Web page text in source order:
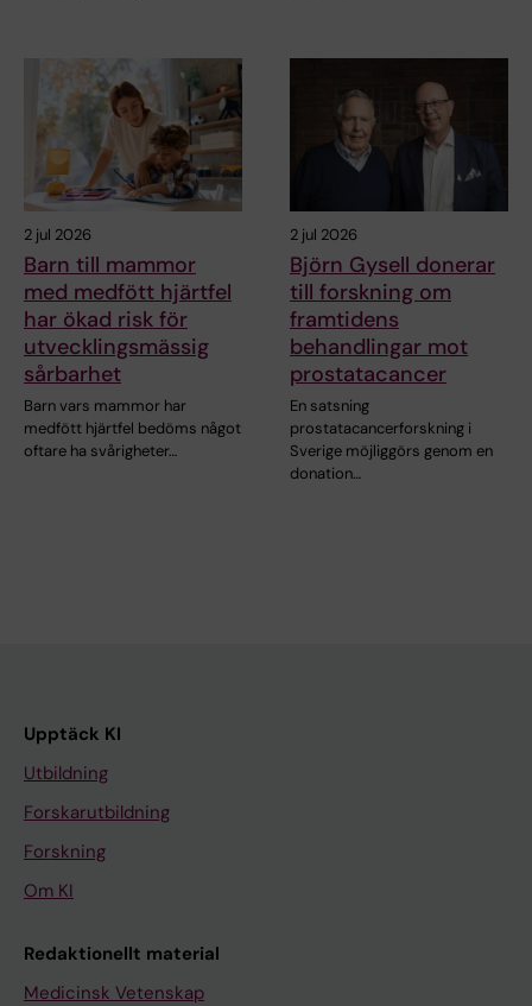
2 jul 2026
Barn till mammor
med medfött hjärtfel
har ökad risk för
utvecklingsmässig
sårbarhet
Barn vars mammor har
medfött hjärtfel bedöms något
oftare ha svårigheter…
2 jul 2026
Björn Gysell donerar
till forskning om
framtidens
behandlingar mot
prostatacancer
En satsning
prostatacancerforskning i
Sverige möjliggörs genom en
donation…
Upptäck KI
Utbildning
Forskarutbildning
Forskning
Om KI
Redaktionellt material
Medicinsk Vetenskap